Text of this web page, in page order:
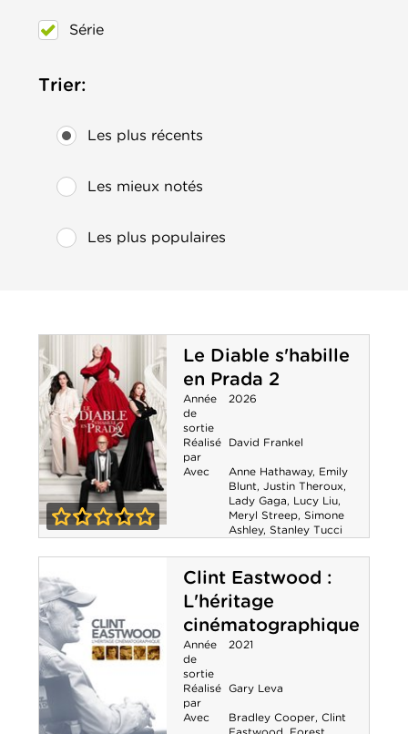
Série
Trier:
Les plus récents
Les mieux notés
Les plus populaires
Le Diable s'habille
en Prada 2
Le Diable
Prada 2
Année
de
sortie
2026
Réalisé
par
David Frankel
Avec Anne Hathaway, Emily
Blunt, Justin Theroux,
Lady Gaga, Lucy Liu,
Meryl Streep, Simone
Ashley, Stanley Tucci
Clint Eastwood :
L'héritage
cinématographique
Année
de
sortie
2021
Réalisé
par
Gary Leva
Avec Bradley Cooper, Clint